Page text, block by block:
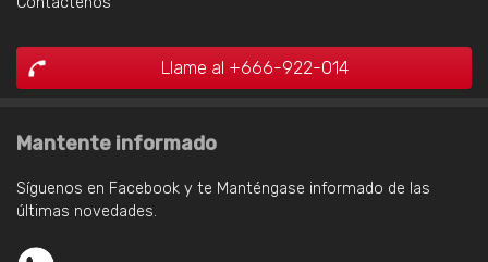
Llame al +666-922-014
Mantente informado
Síguenos en Facebook y te Manténgase informado de las
últimas novedades.